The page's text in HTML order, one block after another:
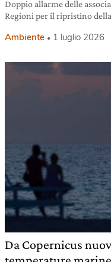
Doppio allarme delle
Regioni per il ripristino
Ambiente 1 luglio 2026
Da Copernicus